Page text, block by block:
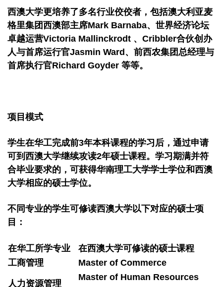
西澳大学更培养了多名行业佼佼者，包括澳大利亚麦
格里集团西澳部主席Mark Barnaba、世界经济论坛
卓越运营Victoria Mallinckrodt 、Cribbler合伙创办
人与首席运行官Jasmin Ward、前西农集团总经理与
首席执行官Richard Goyder 等等。
项目模式
学生在华工完成前3年本科课程的学习后，通过申请
可到西澳大学继续攻读2年硕士课程。学习期满并符
合毕业要求的，可获得华南理工大学学士学位和西澳
大学相应的硕士学位。
不同专业的学生可修读西澳大学以下对应的硕士项
目：
在华工所学专业
在西澳大学可修读的硕士课程
工商管理
Master of Commerce
人力资源管理
Master of Human Resources